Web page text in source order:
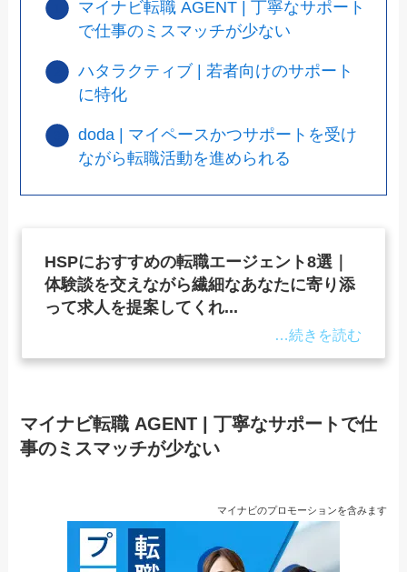
マイナビ転職 AGENT | 丁寧なサポート
で仕事のミスマッチが少ない
ハタラクティブ | 若者向けのサポート
に特化
doda | マイペースかつサポートを受け
ながら転職活動を進められる
HSPにおすすめの転職エージェント8選｜
体験談を交えながら繊細なあなたに寄り添
って求人を提案してくれ...
マイナビ転職 AGENT | 丁寧なサポートで仕
事のミスマッチが少ない
マイナビのプロモーションを含みます